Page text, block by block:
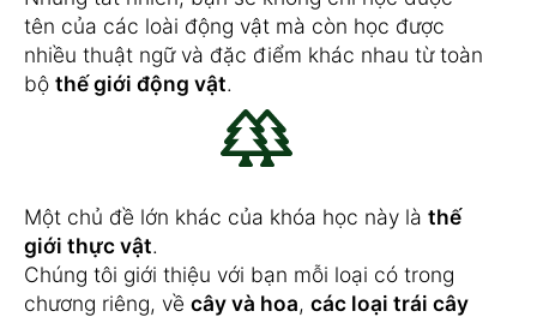
tên của các loài động vật mà còn học được
nhiều thuật ngữ và đặc điểm khác nhau từ toàn
bộ thế giới động vật.
Một chủ đề lớn khác của khóa học này là thế
giới thực vật.
Chúng tôi giới thiệu với bạn mỗi loại có trong
chương riêng, về cây và hoa, các loại trái cây